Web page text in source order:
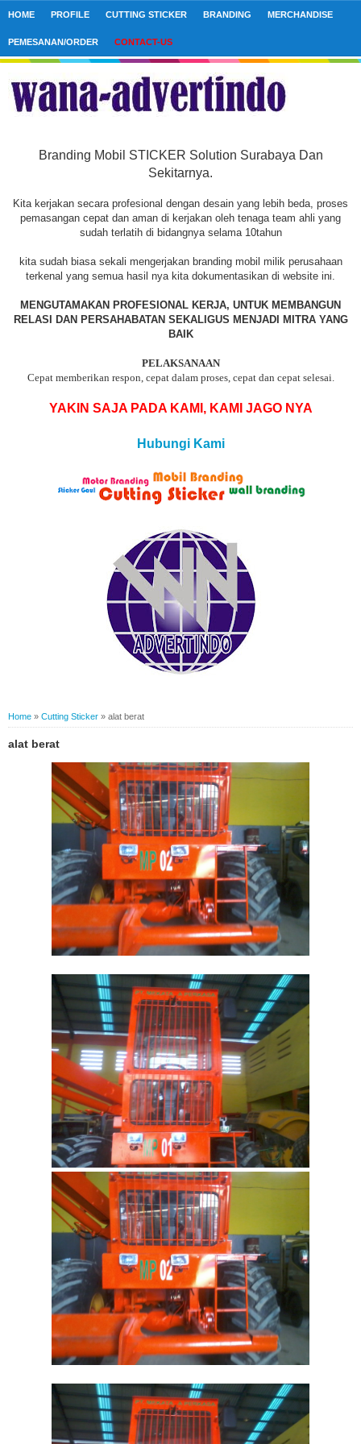
HOME PROFILE CUTTING STICKER BRANDING MERCHANDISE
PEMESANAN/ORDER CONTACT-US
Branding Mobil STICKER Solution Surabaya Dan
Sekitarnya.
Kita kerjakan secara profesional dengan desain yang lebih beda, proses
pemasangan cepat dan aman di kerjakan oleh tenaga team ahli yang
sudah terlatih di bidangnya selama 10tahun
kita sudah biasa sekali mengerjakan branding mobil milik perusahaan
terkenal yang semua hasil nya kita dokumentasikan di website ini.
MENGUTAMAKAN PROFESIONAL KERJA, UNTUK MEMBANGUN
RELASI DAN PERSAHABATAN SEKALIGUS MENJADI MITRA YANG
BAIK
PELAKSANAAN
Cepat memberikan respon, cepat dalam proses, cepat dan cepat selesai.
YAKIN SAJA PADA KAMI, KAMI JAGO NYA
Hubungi Kami
Home » Cutting Sticker » alat berat
alat berat